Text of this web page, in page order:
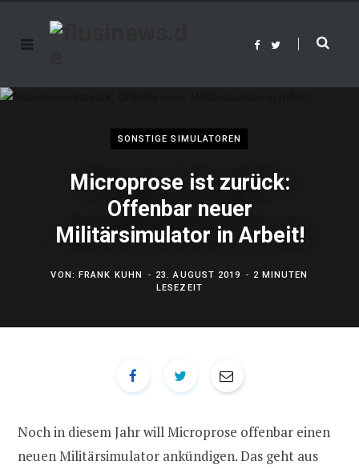
F
b
T
t
SONSTIGE SIMULATOREN
Microprose ist zurück:
Offenbar neuer
Militärsimulator in Arbeit!
VON: FRANK KUHN 23. AUGUST 2019
2 MINUTEN
LESEZEIT
Noch in diesem Jahr will Microprose offenbar einen
neuen Militärsimulator ankündigen. Das geht aus